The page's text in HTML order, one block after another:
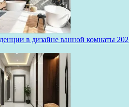
в дизайне ванной комнаты